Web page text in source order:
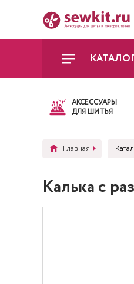
АКСЕССУАРЫ
ДЛЯ ШИТЬЯ
Главная
Калька с